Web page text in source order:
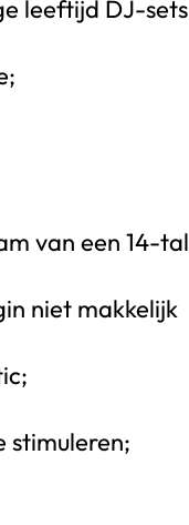
leeftijd DJ-sets
van een 14-tal
niet makkelijk
stimuleren;